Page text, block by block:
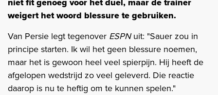
weigert het woord blessure te gebruiken.
Van Persie legt tegenover ESPNuit: "Sauer zou in
principe starten. Ik wil het geen blessure noemen,
maar het is gewoon heel veel spierpijn. Hij heeft de
afgelopen wedstrijd zo veel geleverd. Die reactie
daarop is nu te heftig om te kunnen spelen."